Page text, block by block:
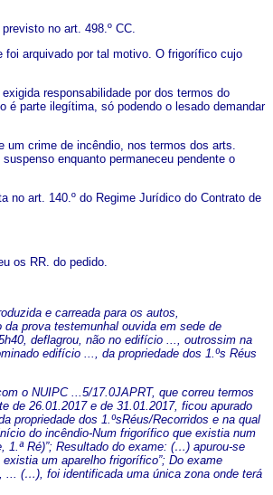
no art. 498.º CC.
foi arquivado por tal motivo. O frigorífico cujo
responsabilidade por dos termos do
é parte ilegítima, só podendo o lesado demandar
um crime de incêndio, nos termos dos arts.
enquanto permaneceu pendente o
no art. 140.º do Regime Jurídico do Contrato de
os RR. do pedido.
e carreada para os autos,
prova testemunhal ouvida em sede de
deflagrou, não no edifício ..., outrossim na
edifício ..., da propriedade dos 1.ºs Réus
o NUIPC ...5/17.0JAPRT, que correu termos
de 26.01.2017 e de 31.01.2017, ficou apurado
propriedade dos 1.ºsRéus/Recorridos e na qual
do incêndio-Num frigorífico que existia num
1.ª Ré)”; Resultado do exame: (…) apurou-se
um aparelho frigorífico”; Do exame
... (…), foi identificada uma única zona onde terá